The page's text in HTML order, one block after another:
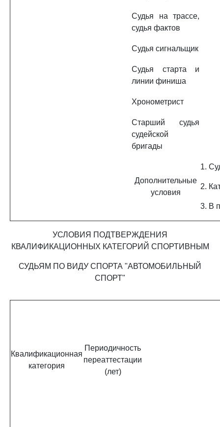
Судья на трассе,
судья фактов
Судья сигнальщик
Судья старта и
линии финиша
Хронометрист
Старший судья
судейской
бригады
Дополнительные
условия
1.
2.
3. В
УСЛОВИЯ ПОДТВЕРЖДЕНИЯ
КВАЛИФИКАЦИОННЫХ КАТЕГОРИЙ СПОРТИВНЫМ
СУДЬЯМ ПО ВИДУ СПОРТА "АВТОМОБИЛЬНЫЙ
СПОРТ"
Квалификационная
категория
Периодичность
переаттестации
(лет)